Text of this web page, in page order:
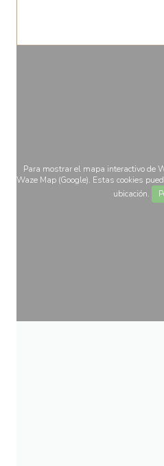
Para mostrar el mapa interactivo de
Waze Map (Google). Estas cookies
ubicación.